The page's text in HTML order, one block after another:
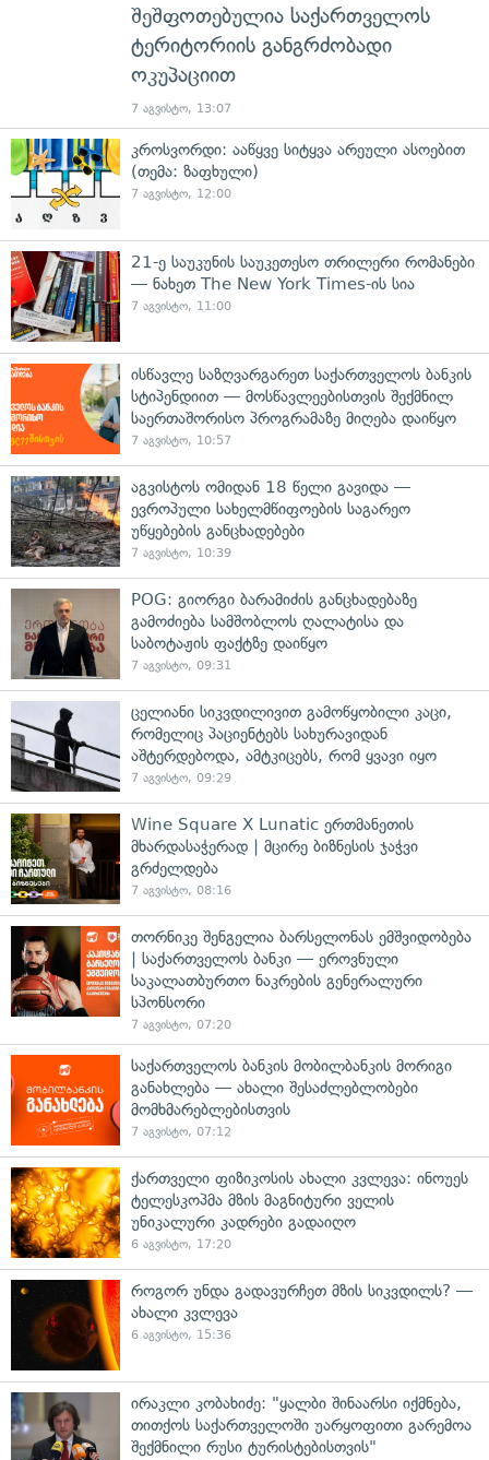
შეშფოთებულია საქართველოს
ტერიტორიის განგრძობადი
ოკუპაციით
7 აგვისტო, 13:07
კროსვორდი: ააწყვე სიტყვა არეული ასოებით
(თემა: ზაფხული)
7 აგვისტო, 12:00
21-ე საუკუნის საუკეთესო თრილერი რომანები
— ნახეთ The New York Times-ის სია
7 აგვისტო, 11:00
ისწავლე საზღვარგარეთ საქართველოს ბანკის
სტიპენდიით — მოსწავლეებისთვის შექმნილ
საერთაშორისო პროგრამაზე მიღება დაიწყო
7 აგვისტო, 10:57
აგვისტოს ომიდან 18 წელი გავიდა —
ევროპული სახელმწიფოების საგარეო
უწყებების განცხადებები
7 აგვისტო, 10:39
POG: გიორგი ბარამიძის განცხადებაზე
გამოძიება სამშობლოს ღალატისა და
საბოტაჟის ფაქტზე დაიწყო
7 აგვისტო, 09:31
ცელიანი სიკვდილივით გამოწყობილი კაცი,
რომელიც პაციენტებს სახურავიდან
აშტერდებოდა, ამტკიცებს, რომ ყვავი იყო
7 აგვისტო, 09:29
Wine Square X Lunatic ერთმანეთის
მხარდასაჭერად | მცირე ბიზნესის ჯაჭვი
გრძელდება
7 აგვისტო, 08:16
თორნიკე შენგელია ბარსელონას ემშვიდობება
| საქართველოს ბანკი — ეროვნული
საკალათბურთო ნაკრების გენერალური
სპონსორი
7 აგვისტო, 07:20
საქართველოს ბანკის მობილბანკის მორიგი
განახლება — ახალი შესაძლებლობები
მომხმარებლებისთვის
7 აგვისტო, 07:12
ქართველი ფიზიკოსის ახალი კვლევა: ინოუეს
ტელესკოპმა მზის მაგნიტური ველის
უნიკალური კადრები გადაიღო
6 აგვისტო, 17:20
როგორ უნდა გადავურჩეთ მზის სიკვდილს? —
ახალი კვლევა
6 აგვისტო, 15:36
ირაკლი კობახიძე: "ყალბი შინაარსი იქმნება,
თითქოს საქართველოში უარყოფითი გარემოა
შექმნილი რუსი ტურისტებისთვის"